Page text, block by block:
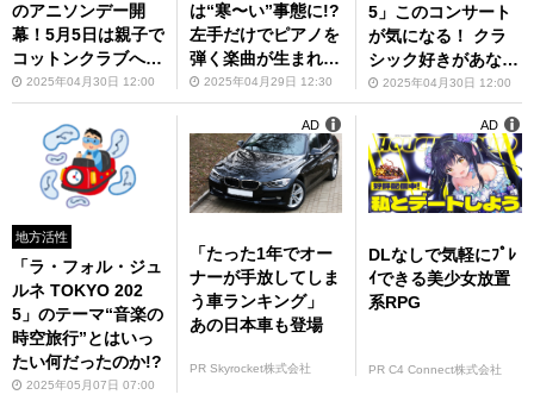
のアニソンデー開
幕！5月5日は親子で
コットンクラブへG
O！2025年04月30日 12:00
は“寒〜い”事態に!?
左手だけでピアノを
弾く楽曲が生まれた
理由とは？ クラシ
ックのちょっとした
エピソードを知ると
楽しいぞ
2025年04月29日 12:30
5」このコンサート
が気になる！ クラ
シック好きがあなた
に教えるおすすめ演
目とトリビア
2025年04月30日 12:00
地方活性
「ラ・フォル・ジュ
ルネ TOKYO 202
5」のテーマ“音楽の
時空旅行”とはいっ
たい何だったのか!?
2025年05月07日 07:00
「たった1年でオー
ナーが手放してしま
う車ランキング」
あの日本車も登場
PR Skyrocket株式会社
AD
DLなしで気軽にﾌﾟﾚ
ｲできる美少女放置
系RPG
PR C4 Connect株式会社
AD